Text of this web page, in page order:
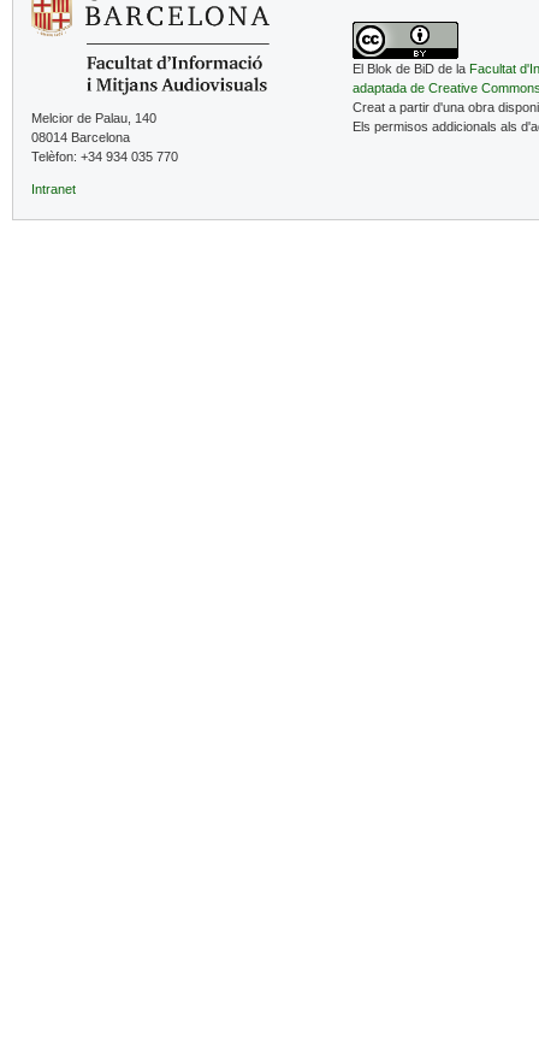
Melcior de Palau, 140
08014 Barcelona
Telèfon: +34 934 035 770
Intranet
El Blok de BiD de la Facultat
adaptada de Creative
Creat a partir d'una obra
Els permisos addicionals als